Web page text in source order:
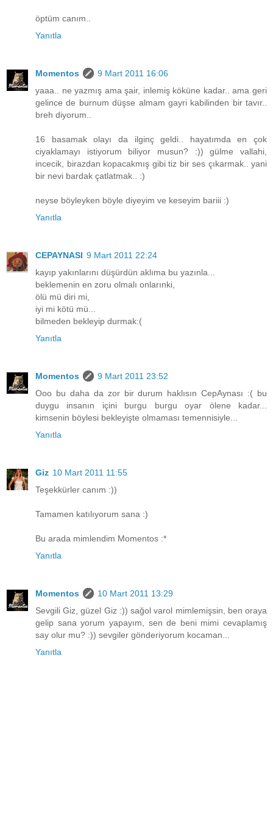
öptüm canım..
Yanıtla
Momentos
9 Mart 2011 16:06
yaaa.. ne yazmış ama şair, inlemiş köküne kadar.. ama geri
gelince de burnum düşse almam gayri kabilinden bir tavır..
breh diyorum..
16 basamak olayı da ilginç geldi.. hayatımda en çok
ciyaklamayı istiyorum biliyor musun? :)) gülme vallahi,
incecik, birazdan kopacakmış gibi tiz bir ses çıkarmak.. yani
bir nevi bardak çatlatmak.. :)
neyse böyleyken böyle diyeyim ve keseyim bariii :)
Yanıtla
CEPAYNASI 9 Mart 2011 22:24
kayıp yakınlarını düşürdün aklıma bu yazınla...
beklemenin en zoru olmalı onlarınki,
ölü mü diri mi,
iyi mi kötü mü...
bilmeden bekleyip durmak:(
Yanıtla
Momentos
9 Mart 2011 23:52
Ooo bu daha da zor bir durum haklısın CepAynası :( bu
duygu insanın içini burgu burgu oyar ölene kadar...
kimsenin böylesi bekleyişte olmaması temennisiyle...
Yanıtla
Giz 10 Mart 2011 11:55
Teşekkürler canım :))
Tamamen katılıyorum sana :)
Bu arada mimlendim Momentos :*
Yanıtla
Momentos
10 Mart 2011 13:29
Sevgili Giz, güzel Giz :)) sağol varol mimlemişsin, ben oraya
gelip sana yorum yapayım, sen de beni mimi cevaplamış
say olur mu? :)) sevgiler gönderiyorum kocaman...
Yanıtla